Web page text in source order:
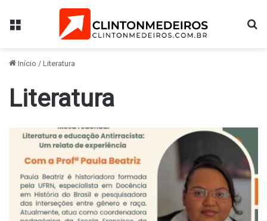
Menu
Início / Literatura
Literatura